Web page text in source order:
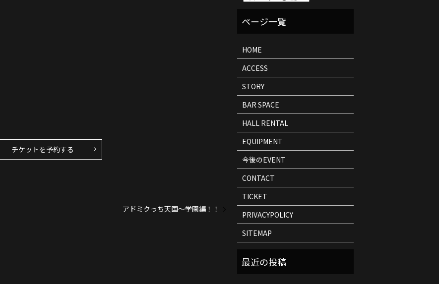
チケットを予約する
アドミクっち天国～学園編！！
ト
HOME
ACCESS
STORY
BAR SPACE
HALL RENTAL
EQUIPMENT
今後のEVENT
CONTACT
TICKET
PRIVACYPOLICY
SITEMAP